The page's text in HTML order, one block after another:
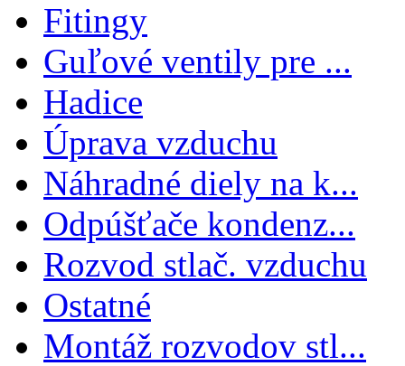
Fitingy
Guľové ventily pre ...
Hadice
Úprava vzduchu
Náhradné diely na k...
Odpúšťače kondenz...
Rozvod stlač. vzduchu
Ostatné
Montáž rozvodov stl...